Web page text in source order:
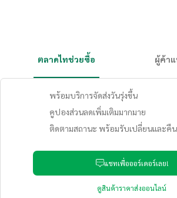
ตลาดไทช่วยซื้อ ผู้ค้า
พร้อมบริการจัดส่งวันรุ่งขึ้น
คูปองส่วนลดเพิ่มเติมมากมาย
ติดตามสถานะ พร้อมรับเปลี่ยนและคื
แชทเพื่อออร์เดอร์เลย!
ดูสินค้าราคาส่งออนไลน์